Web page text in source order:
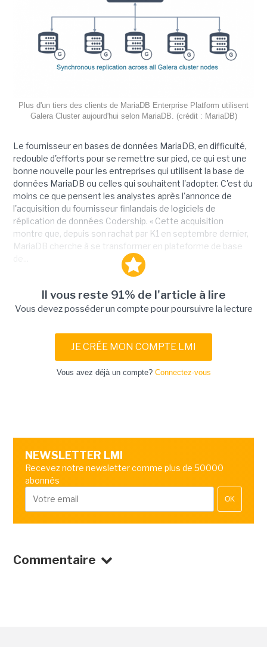
Plus d'un tiers des clients de MariaDB Enterprise Platform utilisent
Galera Cluster aujourd'hui selon MariaDB. (crédit : MariaDB)
Le fournisseur en bases de données MariaDB, en difficulté,
redouble d'efforts pour se remettre sur pied, ce qui est une
bonne nouvelle pour les entreprises qui utilisent la base de
données MariaDB ou celles qui souhaitent l'adopter. C'est du
moins ce que pensent les analystes après l'annonce de
l'acquisition du fournisseur finlandais de logiciels de
réplication de données Codership. « Cette acquisition
montre que, depuis son rachat par K1 en septembre dernier,
MariaDB cherche à se transformer en plateforme de base
Il vous reste 91% de l'article à lire
Vous devez posséder un compte pour poursuivre la lecture
JE CRÉE MON COMPTE LMI
Vous avez déjà un compte? Connectez-vous
NEWSLETTER LMI
Recevez notre newsletter comme plus de 50000
abonnés
OK
Commentaire